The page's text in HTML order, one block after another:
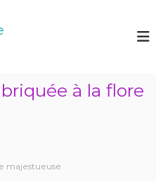
à la flore
majestueuse